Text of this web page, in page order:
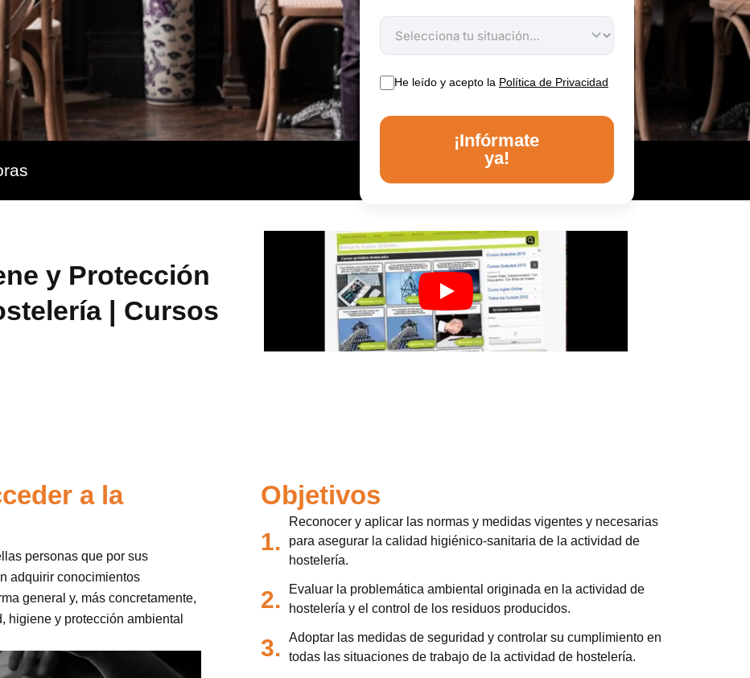
He leído y acepto la Política de Privacidad
¡Infórmate
ya!
y Protección
| Cursos
a la
personas que por sus
adquirir conocimientos
general y, más concretamente,
higiene y protección ambiental
Objetivos
1.
Reconocer y aplicar las normas y medidas vigentes y necesarias
para asegurar la calidad higiénico-sanitaria de la actividad de
hostelería.
2.
Evaluar la problemática ambiental originada en la actividad de
hostelería y el control de los residuos producidos.
3.
Adoptar las medidas de seguridad y controlar su cumplimiento en
todas las situaciones de trabajo de la actividad de hostelería.